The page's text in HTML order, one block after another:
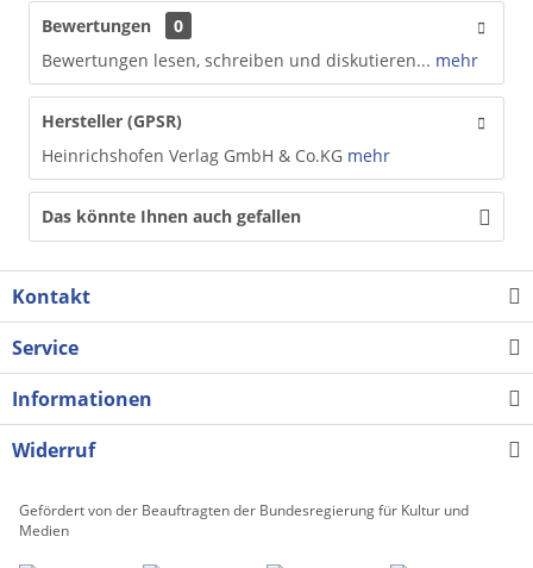
Bewertungen
0
Bewertungen lesen, schreiben und diskutieren... mehr
Hersteller (GPSR)
Heinrichshofen Verlag GmbH & Co.KG mehr
Das könnte Ihnen auch gefallen
Kontakt
Service
Informationen
Widerruf
Gefördert von der Beauftragten der Bundesregierung für Kultur und
Medien